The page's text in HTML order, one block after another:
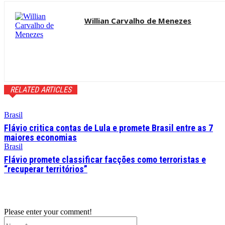
Willian Carvalho de Menezes
RELATED ARTICLES
Brasil
Flávio critica contas de Lula e promete Brasil entre as 7
maiores economias
Brasil
Flávio promete classificar facções como terroristas e
“recuperar territórios”
Please enter your comment!